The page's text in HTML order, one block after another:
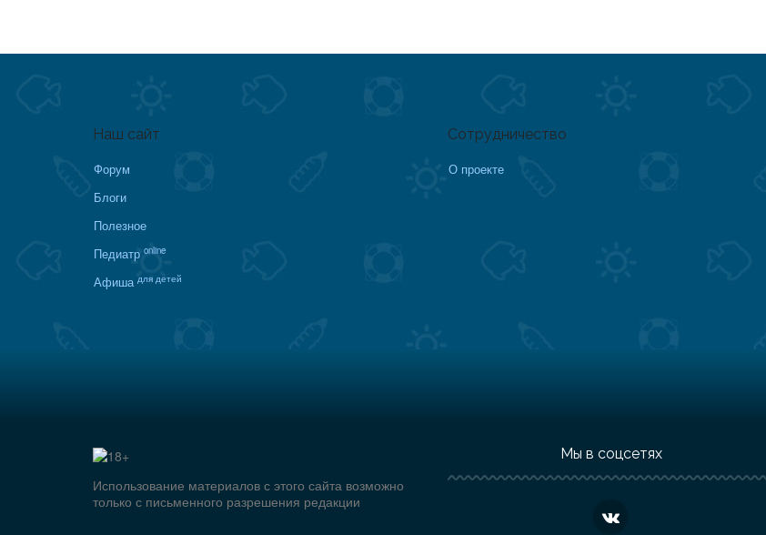
Наш сайт
Форум
Блоги
Полезное
Педиатр online
Афиша для детей
Сотрудничество
О проекте
Использование материалов с этого сайта возможно
только с письменного разрешения редакции
Мы в соцсетях